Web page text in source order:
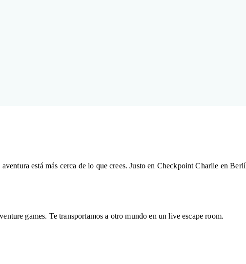
está más cerca de lo que crees. Justo en Checkpoint Charlie en
games. Te transportamos a otro mundo en un live escape room.